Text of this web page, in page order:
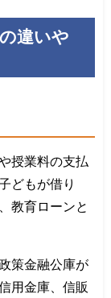
違いや
授業料の支払
どもが借り
教育ローンと
策金融公庫が
用金庫、信販